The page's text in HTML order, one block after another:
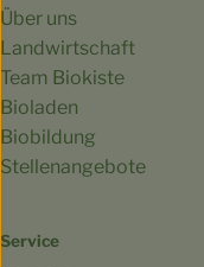
Über uns
Landwirtschaft
Team Biokiste
Bioladen
Biobildung
Stellenangebote
Service